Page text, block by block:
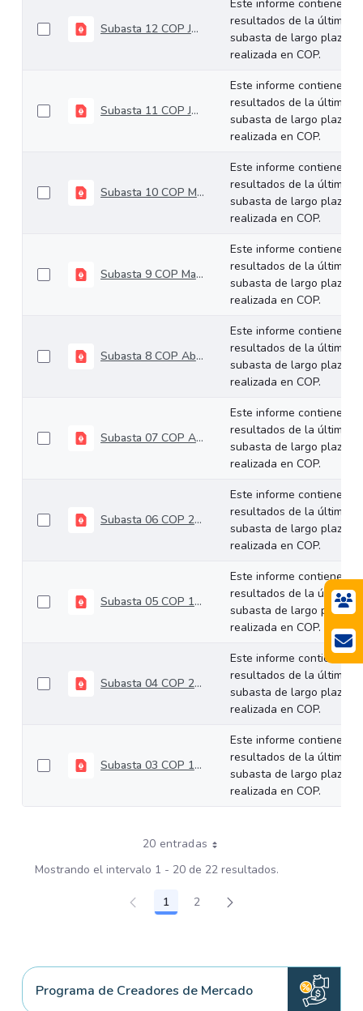
Subasta 12 COP Junio 25 de 2025
Este informe contiene los
resultados de la última
subasta de largo plazo
realizada en COP.
Subasta 11 COP Junio 11 de 2025
Este informe contiene los
resultados de la última
subasta de largo plazo
realizada en COP.
Subasta 10 COP Mayo 28 de 2025
Este informe contiene los
resultados de la última
subasta de largo plazo
realizada en COP.
Subasta 9 COP Mayo 14 de 2025
Este informe contiene los
resultados de la última
subasta de largo plazo
realizada en COP.
Subasta 8 COP Abril 30 de 2025
Este informe contiene los
resultados de la última
subasta de largo plazo
realizada en COP.
Subasta 07 COP Abril 09 de 2025
Este informe contiene los
resultados de la última
subasta de largo plazo
realizada en COP.
Subasta 06 COP 26-03-2025
Este informe contiene los
resultados de la última
subasta de largo plazo
realizada en COP.
Subasta 05 COP 12-03-2025
Este informe contiene los
resultados de la última
subasta de largo plazo
realizada en COP.
Subasta 04 COP 26-02-2025
Este informe contiene los
resultados de la última
subasta de largo plazo
realizada en COP.
Subasta 03 COP 12-02-2025
Este informe contiene los
resultados de la última
subasta de largo plazo
realizada en COP.
20 entradas
Mostrando el intervalo 1 - 20 de 22 resultados.
Página
1 Página
2
Programa de Creadores de Mercado